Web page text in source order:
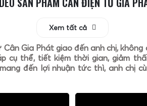
Xem tất cả
Gia Phát giao đến anh chị, không
cụ thể, tiết kiệm thời gian, giảm
đến lợi nhuận tức thì, anh chị